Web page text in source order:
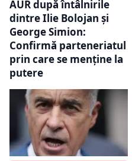
AUR după întâlnirile
dintre Ilie Bolojan și
George Simion:
Confirmă parteneriatul
prin care se menține la
putere